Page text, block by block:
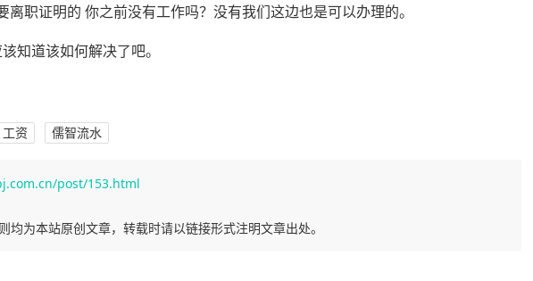
离职证明的 你之前没有工作吗？没有我们这边也是可以办理的。
知道该如何解决了吧。
工资 儒智流水
post/153.html
均为本站原创文章，转载时请以链接形式注明文章出处。